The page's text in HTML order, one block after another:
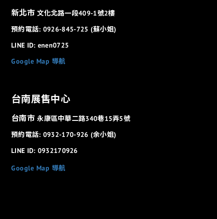
新北市 文化北路一段409-1號2樓
預約電話: 0926-845-725 (蘇小姐)
LINE ID: enen0725
Google Map 導航
台南展售中心
台南市永康區中華二路340巷15弄5號
預約電話: 0932-170-926 (余小姐)
LINE ID: 0932170926
Google Map 導航